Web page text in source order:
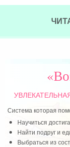
Система которая
Научиться
Найти подруг и
Выбраться из